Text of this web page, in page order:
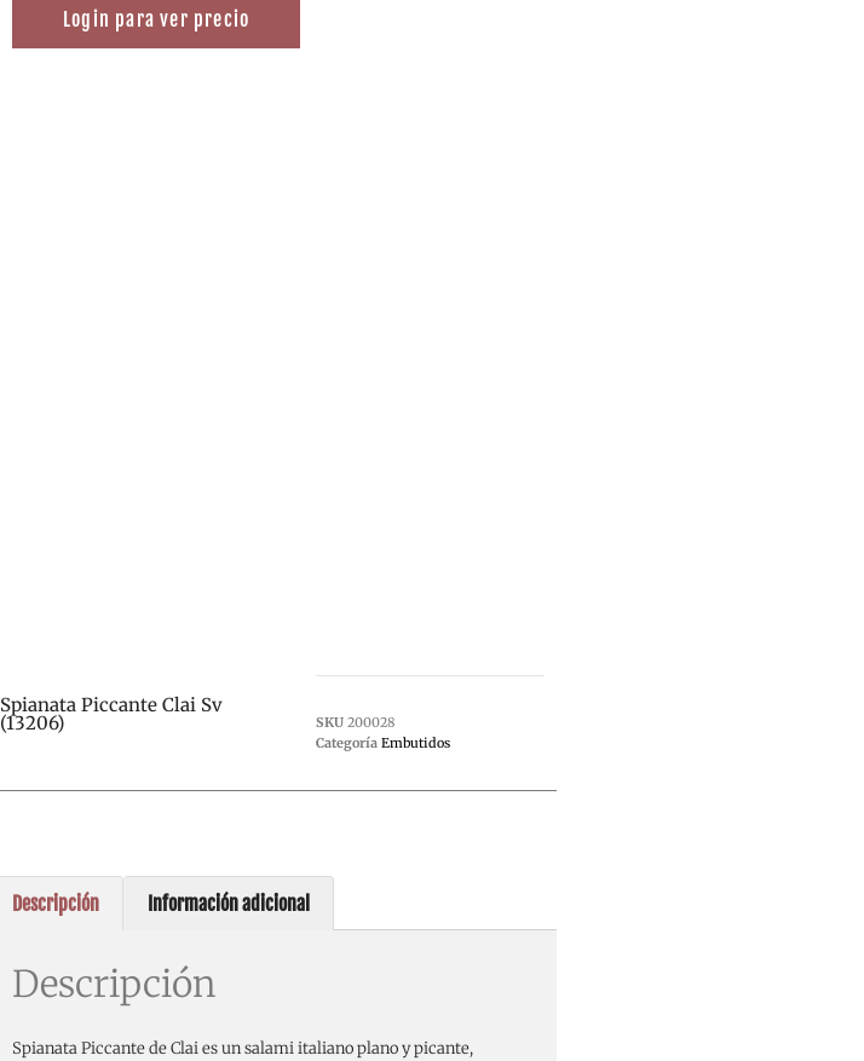
Login para ver precio
Spianata Piccante Clai Sv
(13206) SKU 200028
Categoría Embutidos
Descripción Información adicional
Descripción
Spianata Piccante de Clai es un salami italiano plano y picante,